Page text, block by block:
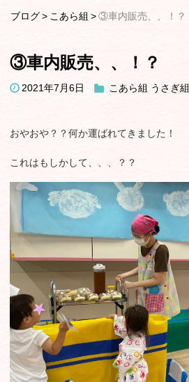
ブログ こあら組 ③車内販売、、！？
③車内販売、、！？
2021年7月6日 こあら組 うさぎ組
おやおや？？何か運ばれてきました！
これはもしかして、、、？？